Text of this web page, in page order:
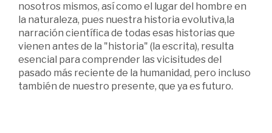
nosotros mismos, así como el lugar del hombre en
la naturaleza, pues nuestra historia evolutiva,la
narración científica de todas esas historias que
vienen antes de la "historia" (la escrita), resulta
esencial para comprender las vicisitudes del
pasado más reciente de la humanidad, pero incluso
también de nuestro presente, que ya es futuro.